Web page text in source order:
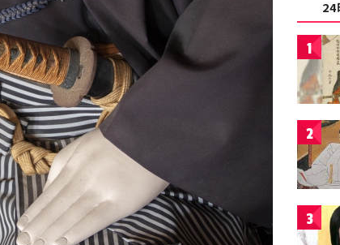
24
1
2
3